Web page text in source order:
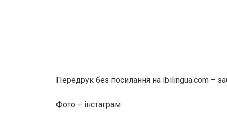
Передрук без посилання на ibilingua.com –
Фото – інстаграм